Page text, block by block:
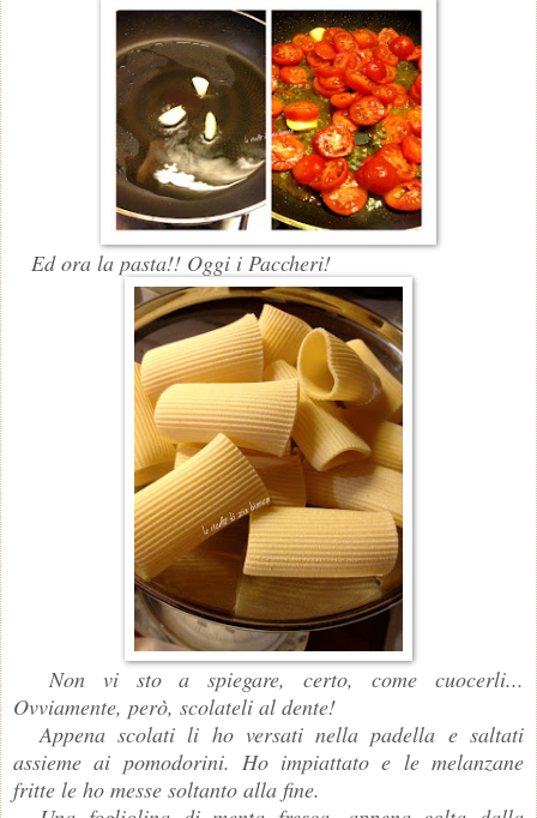
Ed ora la pasta!! Oggi i Paccheri!
Non vi sto a spiegare, certo, come cuocerli...
Ovviamente, però, scolateli al dente!
Appena scolati li ho versati nella padella e saltati
assieme ai pomodorini. Ho impiattato e le melanzane
fritte le ho messe soltanto alla fine.